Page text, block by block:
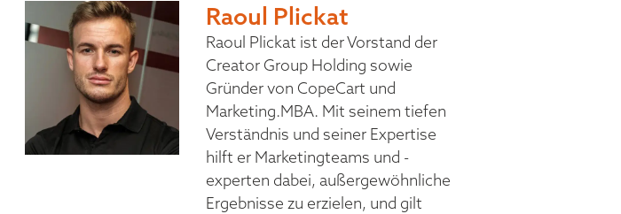
Raoul Plickat
Raoul Plickat ist der Vorstand der
Creator Group Holding sowie
Gründer von CopeCart und
Marketing.MBA. Mit seinem tiefen
Verständnis und seiner Expertise
hilft er Marketingteams und -
experten dabei, außergewöhnliche
Ergebnisse zu erzielen, und gilt